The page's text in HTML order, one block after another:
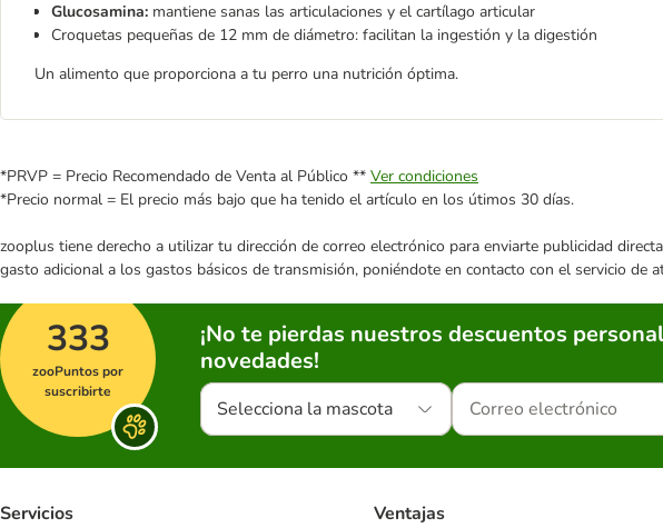
Glucosamina: mantiene sanas las articulaciones y el cartílago articular
Croquetas pequeñas de 12 mm de diámetro: facilitan la ingestión y la digestión
Un alimento que proporciona a tu perro una nutrición óptima.
*PRVP = Precio Recomendado de Venta al Público ** Ver condiciones
*Precio normal = El precio más bajo que ha tenido el artículo en los útimos 30 días.
zooplus tiene derecho a utilizar tu dirección de correo electrónico para enviarte publicidad
gasto adicional a los gastos básicos de transmisión, poniéndote en contacto con el servicio de
333
zooPuntos por
suscribirte
¡No te pierdas nuestros descuentos
novedades!
Selecciona la mascota
Servicios Ventajas